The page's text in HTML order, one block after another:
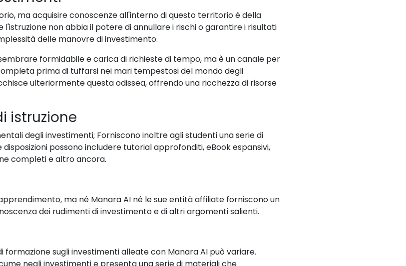
ma acquisire conoscenze all'interno di questo territorio è della
non abbia il potere di annullare i rischi o garantire i risultati
delle manovre di investimento.
formidabile e carica di richieste di tempo, ma è un canale per
prima di tuffarsi nei mari tempestosi del mondo degli
ulteriormente questa odissea, offrendo una ricchezza di risorse
istruzione
degli investimenti; Forniscono inoltre agli studenti una serie di
possono includere tutorial approfonditi, eBook espansivi,
completi e altro ancora.
ma né Manara AI né le sue entità affiliate forniscono un
dei rudimenti di investimento e di altri argomenti salienti.
sugli investimenti alleate con Manara AI può variare.